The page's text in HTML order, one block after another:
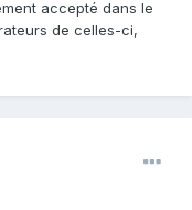
accepté dans le
de celles-ci,